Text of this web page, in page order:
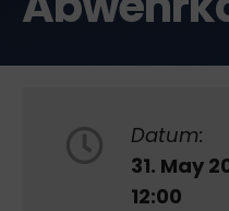
Datum:
31. May
12:00